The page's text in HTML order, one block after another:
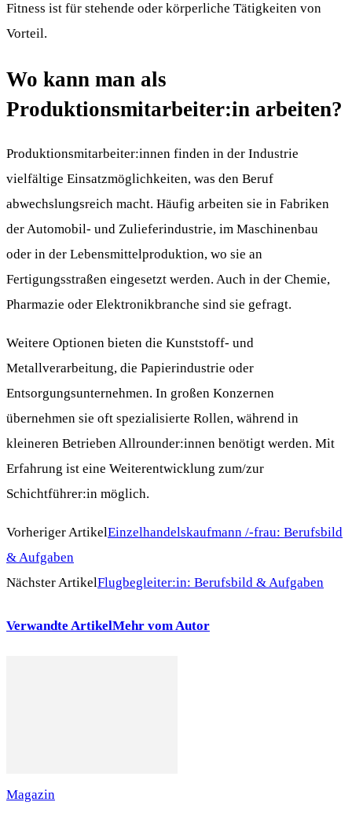
Fitness ist für stehende oder körperliche Tätigkeiten von
Vorteil.
Wo kann man als
Produktionsmitarbeiter:in arbeiten?
Produktionsmitarbeiter:innen finden in der Industrie
vielfältige Einsatzmöglichkeiten, was den Beruf
abwechslungsreich macht. Häufig arbeiten sie in Fabriken
der Automobil- und Zulieferindustrie, im Maschinenbau
oder in der Lebensmittelproduktion, wo sie an
Fertigungsstraßen eingesetzt werden. Auch in der Chemie,
Pharmazie oder Elektronikbranche sind sie gefragt.
Weitere Optionen bieten die Kunststoff- und
Metallverarbeitung, die Papierindustrie oder
Entsorgungsunternehmen. In großen Konzernen
übernehmen sie oft spezialisierte Rollen, während in
kleineren Betrieben Allrounder:innen benötigt werden. Mit
Erfahrung ist eine Weiterentwicklung zum/zur
Schichtführer:in möglich.
Vorheriger ArtikelEinzelhandelskaufmann /-frau: Berufsbild
& Aufgaben
Nächster ArtikelFlugbegleiter:in: Berufsbild & Aufgaben
Verwandte ArtikelMehr vom Autor
Magazin